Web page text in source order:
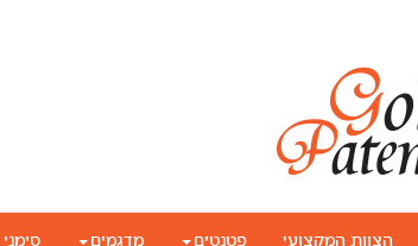
הצוות המקצועי פטנטים מדגמים